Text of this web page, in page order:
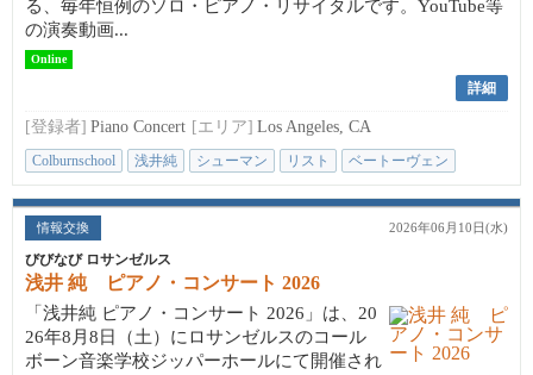
る、毎年恒例のソロ・ピアノ・リサイタルです。YouTube等
の演奏動画...
Online
詳細
[登録者] Piano Concert [エリア] Los Angeles, CA
Colburnschool 浅井純 シューマン リスト ベートーヴェン
情報交換 2026年06月10日(水)
びびなび ロサンゼルス
浅井 純 ピアノ・コンサート 2026
「浅井純 ピアノ・コンサート 2026」は、20
26年8月8日（土）にロサンゼルスのコール
ボーン音楽学校ジッパーホールにて開催され